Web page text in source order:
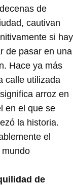
de
cautivan
si hay
de pasar en una
Hace ya más
calle utilizada
arroz en
en el que se
la historia.
el
de